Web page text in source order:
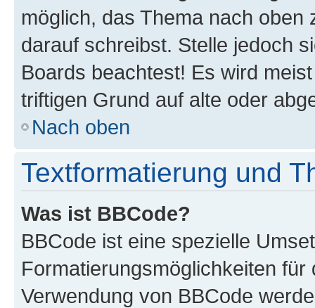
möglich, das Thema nach oben
darauf schreibst. Stelle jedoch
Boards beachtest! Es wird
triftigen Grund auf alte oder
Nach oben
Textformatierung und
Was ist BBCode?
BBCode ist eine spezielle
Formatierungsmöglichkeiten
Verwendung von BBCode